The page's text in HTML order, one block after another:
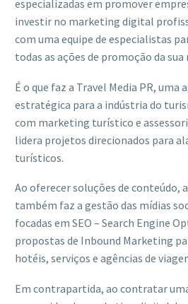
especializadas em promover
investir no marketing digital
com uma equipe de especialistas
todas as ações de promoção da sua
É o que faz a Travel Media PR,
estratégica para a indústria do
com marketing turístico e
lidera projetos direcionados para
turísticos.
Ao oferecer soluções de conteúdo,
também faz a gestão das mídias
focadas em SEO – Search Engine
propostas de Inbound Marketing
hotéis, serviços e agências de
Em contrapartida, ao contratar